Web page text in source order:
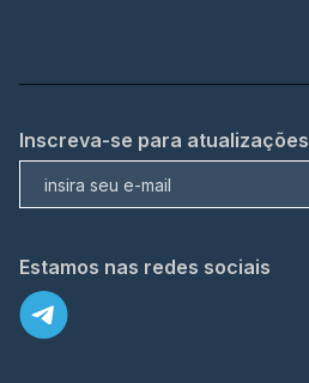
Inscreva-se para atualizações
Estamos nas redes sociais